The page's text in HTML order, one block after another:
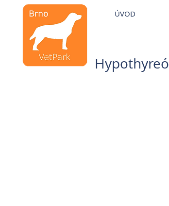
Veterinární klinika
ÚVOD